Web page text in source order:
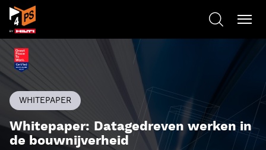
WHITEPAPER
Whitepaper: Datagedreven werken in
de bouwnijverheid